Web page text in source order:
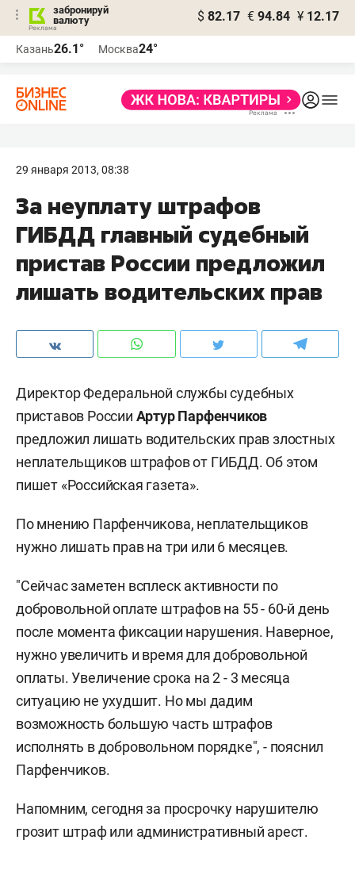
забронируй
валюту
$ 82.17 € 94.84 ¥ 12.17
Казань26.1° Москва24°
29 января 2013, 08:38
За неуплату штрафов
ГИБДД главный судебный
пристав России предложил
лишать водительских прав
Директор Федеральной службы судебных
приставов России Артур Парфенчиков
предложил лишать водительских прав злостных
неплательщиков штрафов от ГИБДД. Об этом
пишет «Российская газета».
По мнению Парфенчикова, неплательщиков
нужно лишать прав на три или 6 месяцев.
"Сейчас заметен всплеск активности по
добровольной оплате штрафов на 55 - 60-й день
после момента фиксации нарушения. Наверное,
нужно увеличить и время для добровольной
оплаты. Увеличение срока на 2 - 3 месяца
ситуацию не ухудшит. Но мы дадим
возможность большую часть штрафов
исполнять в добровольном порядке", - пояснил
Парфенчиков.
Напомним, сегодня за просрочку нарушителю
грозит штраф или административный арест.